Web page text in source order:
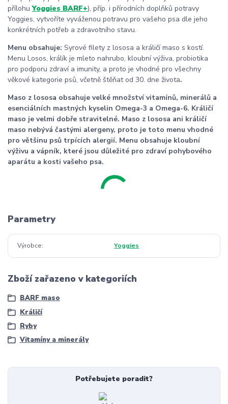
přílohuYoggies BARF+), příp. i přírodních doplňků potravy
Yoggies, vytvoříte vyváženou potravu pro vašeho psa dle jeho
konkrétních potřeb a zdravotního stavu.
Menu obsahuje: Syrové filety z lososa a králičí maso s kostí.
Menu Losos, králík je mleto nahrubo, kloubní výživa, probiotika
pro podporu zdraví a imunity, a proto je vhodné pro všechny
věkové kategorie psů, včetně štěňat od 30. dne života.
Maso z lososa obsahuje velké množství vitamínů, minerálů a
esenciálních mastných kyselin Omega-3 a Omega-6. Králičí
maso je velmi dobře stravitelné. Maso z lososa ani králičí
maso nebývá častými alergeny, proto je toto menu vhodné
pro většinu psů trpících alergií. Menu obsahuje kloubní
výživu a vápník, které jsou důležité pro zdraví pohybového
aparátu a kosti vašeho psa.
Parametry
Výrobce Yoggies
Zboží zařazeno v kategoriích
BARF maso
Králičí
Ryby
Vitamíny a minerály
Potřebujete poradit?